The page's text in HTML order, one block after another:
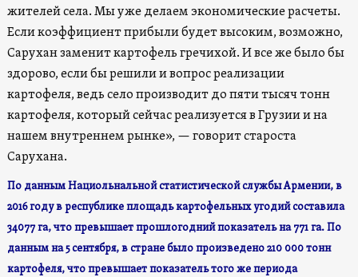
жителей села. Мы уже делаем экономические расчеты.
Если коэффициент прибыли будет высоким, возможно,
Сарухан заменит картофель гречихой. И все же было бы
здорово, если бы решили и вопрос реализации
картофеля, ведь село производит до пяти тысяч тонн
картофеля, который сейчас реализуется в Грузии и на
нашем внутреннем рынке», — говорит староста
Сарухана.
По данным Нациольнальной статистической службы Армении, в
2016 году в республике площадь картофельных угодий составила
34077 га, что превышает прошлогодний показатель на 771 га. По
данным на 5 сентября, в стране было произведено 210 000 тонн
картофеля, что превышает показатель того же периода